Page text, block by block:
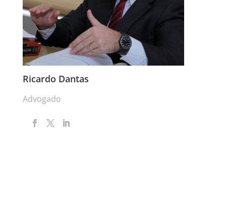
Ricardo Dantas
Advogado